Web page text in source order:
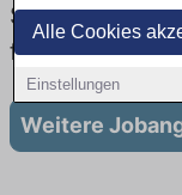
Alle Cookies
Einstellungen
Stadt: Aktuell
für Ausbildung
Weitere